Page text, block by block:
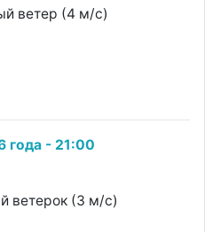
ветер (4 м/с)
года - 21:00
ветерок (3 м/с)